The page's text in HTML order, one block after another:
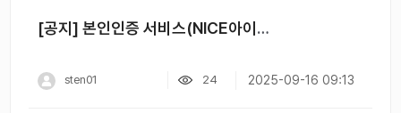
[공지] 본인인증 서비스(NICE아이디) 9월 정기 작업 안내
sten01 24 2025-09-16 09:13